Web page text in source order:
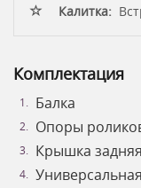
Калитка:
Комплектация
Балка
Опоры
Крышка